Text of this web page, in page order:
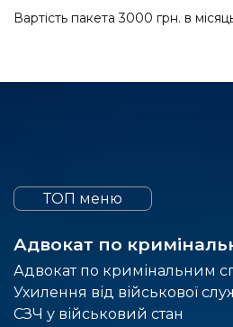
Вартість пакета 3000 грн. в
ТОП меню
Адвокат по
Адвокат по кримінальним
Ухилення від військової
СЗЧ у військовий стан